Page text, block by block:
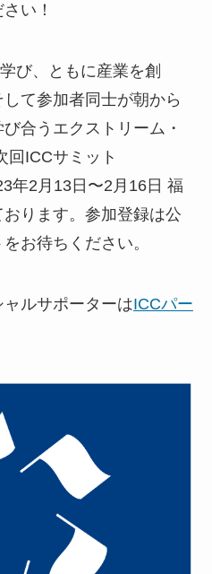
い！
び、ともに産業を創
て参加者同士が朝から
合うエクストリーム・
回ICCサミット
年2月13日〜2月16日 福
ります。参加登録は公
お待ちください。
ルサポーターはICCパー